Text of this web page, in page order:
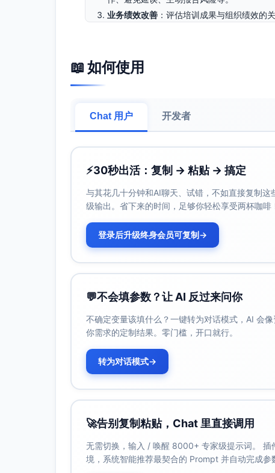
业务绩效改善 ：评估培训成果与组织绩效的
员工反馈：收集员工对培训内容的认可度和
三、员工培训的潜在局限性
单次培训效果有限：一次性培训可能难以确
培训内容的针对性不足：如果培训内容未能
训效果不佳。
参训意愿和积极性问题：员工如果缺乏参与
执行后续监督不到位：未建立健全的监督和
为提高员工培训作为风险控制措施的有效性，
制定针对性培训计划：确保培训内容紧贴员
采用多样化的培训方式：结合理论培训与实
知识的吸收与应用能力。
持续性和系统性培训
高层支持和文化营造
效果并持续改进。
五、总结
员工培训作为风险控制的一部分，对组织的风
📖 如何使用
Chat 用户 开发者
⚡30秒出活：复制 → 粘贴 → 搞定
与其花几十分钟和AI聊天、试错，不如直接复制
级输出。省下来的时间，足够你轻松享受两杯咖啡
登录后升级终身会员可复制→
💬不会填参数？让 AI 反过来问你
不确定变量该填什么？一键转为对话模式，AI 会
你需求的定制结果。零门槛，开口就行。
转为对话模式→
🚀告别复制粘贴，Chat 里直接调用
无需切换，输入 / 唤醒 8000+ 专家级提示词。
境，系统智能推荐最契合的 Prompt 并自动完成参